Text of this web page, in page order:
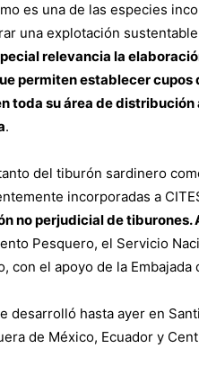
es una de las especies
una explotación
relevancia la
permiten establecer
toda su área de
.
del tiburón sardinero
incorporadas a
no perjudicial de tiburones.
Pesquero, el Servicio
con el apoyo de la Embajada
desarrolló hasta ayer en
de México, Ecuador y